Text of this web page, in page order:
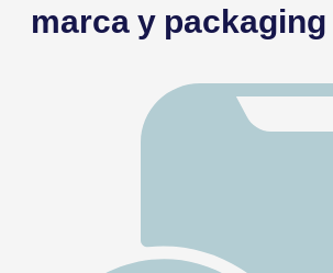
marca y packaging